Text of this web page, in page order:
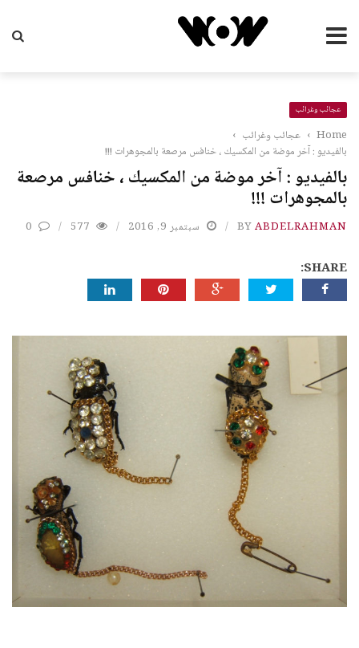
عجائب وغرائب
Home
› عجائب وغرائب ›
بالفيديو : آخر موضة من المكسيك ، خنافس مرصعة بالمجوهرات !!!
بالفيديو : آخر موضة من المكسيك ، خنافس مرصعة
بالمجوهرات !!!
BYABDELRAHMAN سبتمبر 9, 2016 577
0
SHARE: